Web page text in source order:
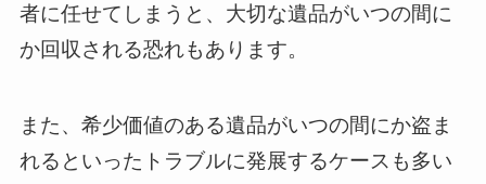
者に任せてしまうと、大切な遺品がいつの間に
か回収される恐れもあります。
また、希少価値のある遺品がいつの間にか盗ま
れるといったトラブルに発展するケースも多い